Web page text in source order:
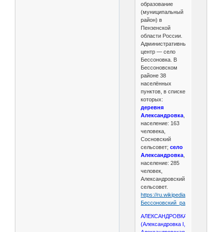
образование
(муниципальный
район) в
Пензенской
области России.
Административный
центр — село
Бессоновка. В
Бессоновском
районе 38
населённых
пунктов, в списке
которых:
деревня
Александровка,
население: 163
человека,
Сосновский
сельсовет; село
Александровка,
население: 285
человек,
Александровский
сельсовет.
https://ru.wikipedia.org/wiki/
Бессоновский_район
АЛЕКСАНДРОВКА
(Александровка I,